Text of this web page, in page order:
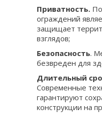
Приватность.
ограждений
защищает
взглядов;
Безопасность.
безвреден для
Длительный
Современные
гарантируют
конструкции на